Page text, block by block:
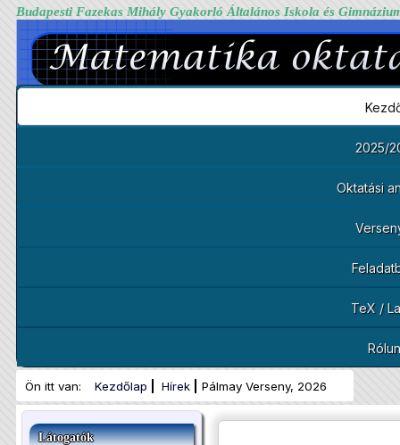
Budapesti Fazekas Mihály Gyakorló Általános Iskola és
2025/
Oktatási
TeX /
Ön itt van: Kezdőlap Hírek Pálmay Verseny, 2026
Látogatók